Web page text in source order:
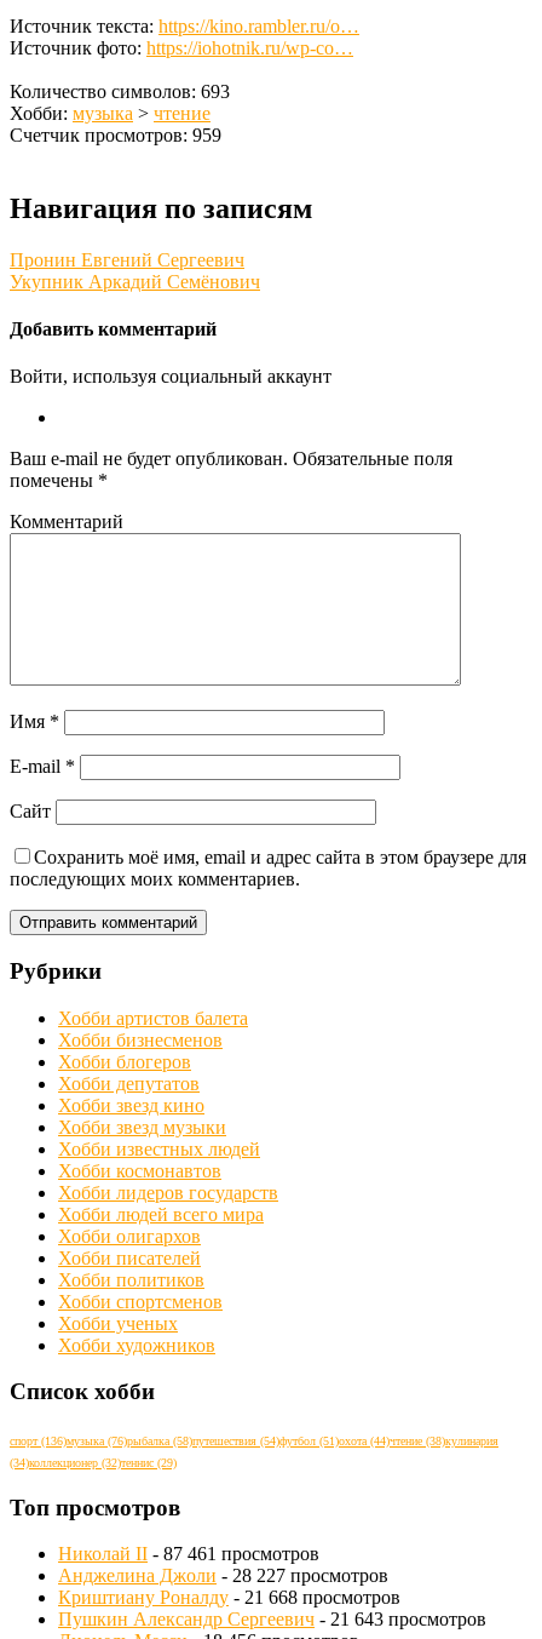
Источник текста: https://kino.rambler.ru/o…
Источник фото: https://iohotnik.ru/wp-co…
Количество символов: 693
Хобби: музыка > чтение
Счетчик просмотров: 959
Навигация по записям
Пронин Евгений Сергеевич
Укупник Аркадий Семёнович
Добавить комментарий
Войти, используя социальный аккаунт
Ваш e-mail не будет опубликован. Обязательные поля
помечены *
Комментарий
Имя *
E-mail *
Сайт
Сохранить моё имя, email и адрес сайта в этом браузере для
последующих моих комментариев.
Рубрики
Хобби артистов балета
Хобби бизнесменов
Хобби блогеров
Хобби депутатов
Хобби звезд кино
Хобби звезд музыки
Хобби известных людей
Хобби космонавтов
Хобби лидеров государств
Хобби людей всего мира
Хобби олигархов
Хобби писателей
Хобби политиков
Хобби спортсменов
Хобби ученых
Хобби художников
Список хобби
спорт(136)музыка (76)рыбалка (58)путешествия (54)футбол (51)охота (44)чтение (38)кулинария
(34)коллекционер (32)теннис (29)
Топ просмотров
Николай II - 87 461 просмотров
Анджелина Джоли - 28 227 просмотров
Криштиану Роналду - 21 668 просмотров
Пушкин Александр Сергеевич - 21 643 просмотров